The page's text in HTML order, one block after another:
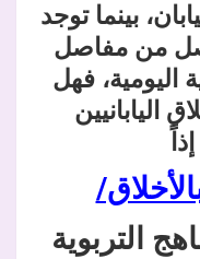
بينما توجد
من مفاصل
اليومية، فهل
اليابانيين
التربوية